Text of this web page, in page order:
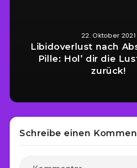
22. Oktober 2021
Libidoverlust nach
Pille: Hol’ dir die
zurück!
Schreibe einen